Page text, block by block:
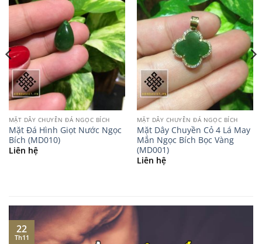
MẶT DÂY CHUYỀN ĐÁ NGỌC BÍCH
Mặt Đá Hình Giọt Nước Ngọc
Bích (MD010)
Liên hệ
MẶT DÂY CHUYỀN ĐÁ NGỌC BÍCH
Mặt Dây Chuyền Cỏ 4 Lá May
Mắn Ngọc Bích Bọc Vàng
(MD001)
Liên hệ
22
Th11